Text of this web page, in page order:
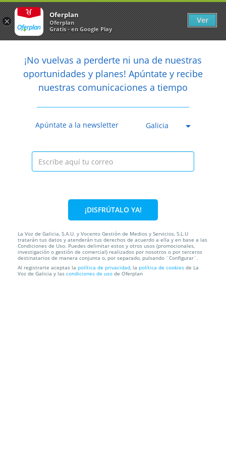

Caducada
48% 56€ 28,95€
Radiofrecuencia Indiba con opción a lifting no
invasivo, uni...
Centro Belsan A Coruña
arrow_back Newsletter
¡No vuelvas a perderte ni una de nuestras
oportunidades y planes! Apúntate y recibe
nuestras comunicaciones a tiempo
Apúntate a la newsletter Galicia
¡DISFRÚTALO YA!
La Voz de Galicia, S.A.U. y Vocento Gestión de Medios y Servicios, S.L.U
tratarán tus datos y atenderán tus derechos de acuerdo a ella y en base a las
Condiciones de Uso. Puedes delimitar estos y otros usos (promocionales,
investigación o gestión de comercial) realizados por nosotros o por terceros
destinatarios de manera conjunta o, por separado, pulsando ¨Configurar¨.
Al registrarte aceptas la política de privacidad, la política de cookies de La
Voz de Galicia y las condiciones de uso de Oferplan
×
Oferplan
Oferplan
Gratis - en Google Play
Ver